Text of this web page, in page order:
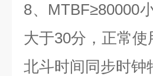
8、 MTBF≥80000
大于30分，正常使
北斗时间同步时钟